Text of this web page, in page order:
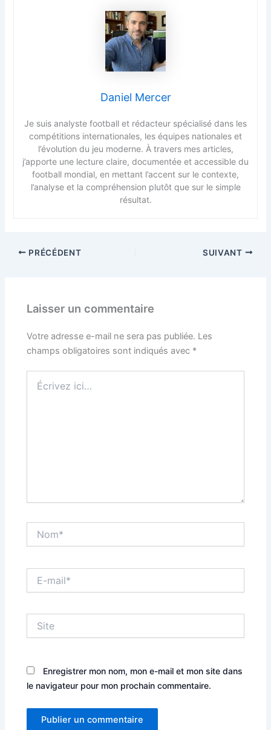
Daniel Mercer
Je suis analyste football et rédacteur spécialisé dans les
compétitions internationales, les équipes nationales et
l’évolution du jeu moderne. À travers mes articles,
j’apporte une lecture claire, documentée et accessible du
football mondial, en mettant l’accent sur le contexte,
l’analyse et la compréhension plutôt que sur le simple
résultat.
PRÉCÉDENT SUIVANT
Laisser un commentaire
Votre adresse e-mail ne sera pas publiée. Les
champs obligatoires sont indiqués avec *
ici…
mail*
Enregistrer mon nom, mon e-mail et mon site dans
le navigateur pour mon prochain commentaire.